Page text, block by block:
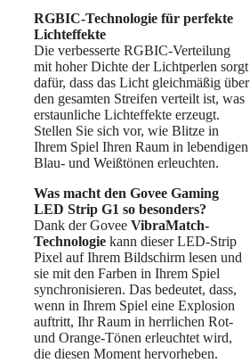
RGBIC-Technologie für perfekte
Lichteffekte
Die verbesserte RGBIC-Verteilung
mit hoher Dichte der Lichtperlen sorgt
dafür, dass das Licht gleichmäßig über
den gesamten Streifen verteilt ist, was
erstaunliche Lichteffekte erzeugt.
Stellen Sie sich vor, wie Blitze in
Ihrem Spiel Ihren Raum in lebendigen
Blau- und Weißtönen erleuchten.
Was macht den Govee Gaming
LED Strip G1 so besonders?
Dank der Govee VibraMatch-
Technologie kann dieser LED-Strip
Pixel auf Ihrem Bildschirm lesen und
sie mit den Farben in Ihrem Spiel
synchronisieren. Das bedeutet, dass,
wenn in Ihrem Spiel eine Explosion
auftritt, Ihr Raum in herrlichen Rot-
und Orange-Tönen erleuchtet wird,
die diesen Moment hervorheben.